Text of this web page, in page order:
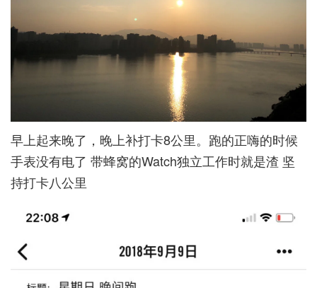
早上起来晚了，晚上补打卡8公里。跑的正嗨的时候
手表没有电了 带蜂窝的Watch独立工作时就是渣 坚
持打卡八公里